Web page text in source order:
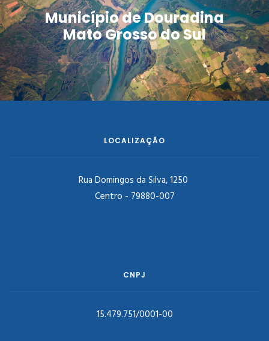
Município de Douradina
Mato Grosso do Sul
LOCALIZAÇÃO
Rua Domingos da Silva, 1250
Centro - 79880-007
CNPJ
15.479.751/0001-00